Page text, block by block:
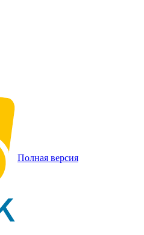
Полная версия